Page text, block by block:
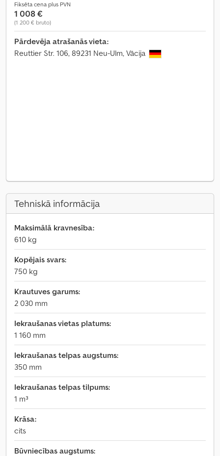
Fiksēta cena plus PVN
1 008 €
(1 200 € bruto)
Pārdevēja atrašanās vieta:
Reuttier Str. 106, 89231 Neu-Ulm, Vācija
Tehniskā informācija
Maksimālā kravnesība:
610 kg
Kopējais svars:
750 kg
Krautuves garums:
2 030 mm
Iekraušanas vietas platums:
1 160 mm
Iekraušanas telpas augstums:
350 mm
Iekraušanas telpas tilpums:
1 m³
Krāsa:
cits
Būvniecības augstums: